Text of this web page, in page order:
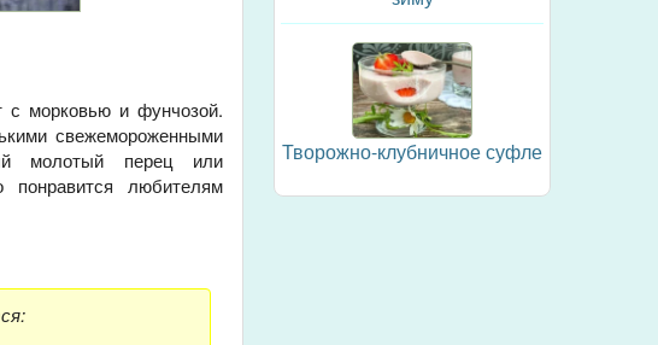
с морковью и фунчозой.
свежемороженными
молотый перец или
любителям
Творожно-клубничное суфле